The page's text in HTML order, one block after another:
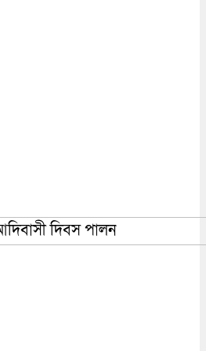
দিবস পালন